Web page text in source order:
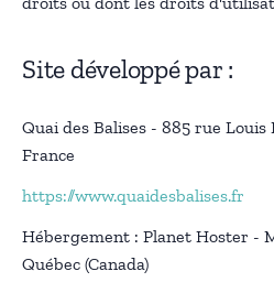
Site développé par :
Quai des Balises - 885 rue Louis
France
https://www.quaidesbalises.fr
Hébergement : Planet Hoster -
Québec (Canada)